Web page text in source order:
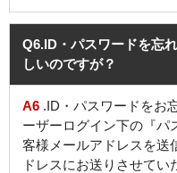
Q6.ID・パスワードを忘
しいのですが？
A6 .ID・パスワードをお
ーザーログイン下の『パ
客様メールアドレスを送
ドレスにお送りさせてい